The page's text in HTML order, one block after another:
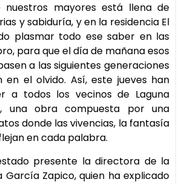
nuestros mayores está llena de
y sabiduría, y en la residencia El
plasmar todo ese saber en las
para que el día de mañana esos
a las siguientes generaciones
el olvido. Así, este jueves han
a todos los vecinos de Laguna
una obra compuesta por una
donde las vivencias, la fantasía
en cada palabra.
presente la directora de la
García Zapico, quien ha explicado